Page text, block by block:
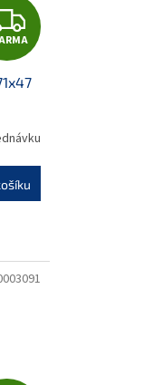
Z
D
A
R
M
A